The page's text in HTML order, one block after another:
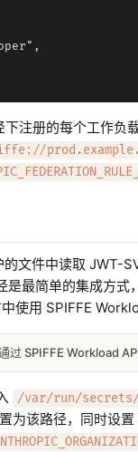
注册的每个工作
文件中读取 JWT-
最简单的集成方
使用 SPIFFE
过 SPIFFE Workload
/var/run/secrets/
为该路径，同时设置